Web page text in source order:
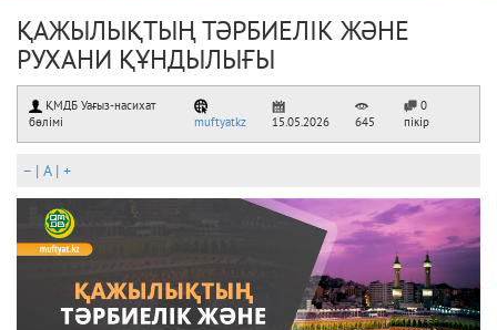
ҚАЖЫЛЫҚТЫҢ ТӘРБИЕЛІК ЖӘНЕ
РУХАНИ ҚҰНДЫЛЫҒЫ
ҚМДБ Уағыз-насихат
бөлімі
muftyatkz 15.05.2026 645
0
пікір
– | A| +